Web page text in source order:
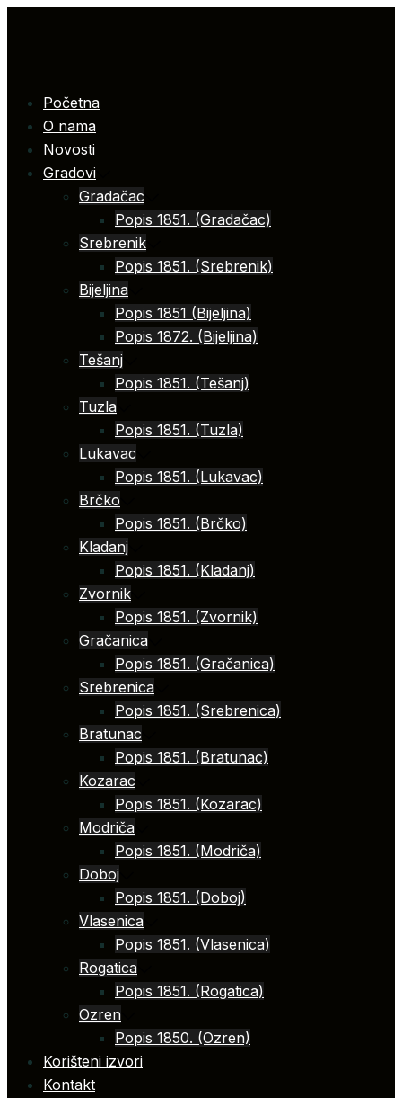
Početna
O nama
Novosti
Gradovi
Gradačac
Popis 1851. (Gradačac)
Srebrenik
Popis 1851. (Srebrenik)
Bijeljina
Popis 1851 (Bijeljina)
Popis 1872. (Bijeljina)
Tešanj
Popis 1851. (Tešanj)
Tuzla
Popis 1851. (Tuzla)
Lukavac
Popis 1851. (Lukavac)
Brčko
Popis 1851. (Brčko)
Kladanj
Popis 1851. (Kladanj)
Zvornik
Popis 1851. (Zvornik)
Gračanica
Popis 1851. (Gračanica)
Srebrenica
Popis 1851. (Srebrenica)
Bratunac
Popis 1851. (Bratunac)
Kozarac
Popis 1851. (Kozarac)
Modriča
Popis 1851. (Modriča)
Doboj
Popis 1851. (Doboj)
Vlasenica
Popis 1851. (Vlasenica)
Rogatica
Popis 1851. (Rogatica)
Ozren
Popis 1850. (Ozren)
Korišteni izvori
Kontakt